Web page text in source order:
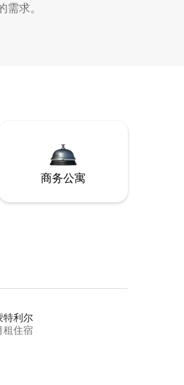
求。
商务公寓
特利尔
租住宿